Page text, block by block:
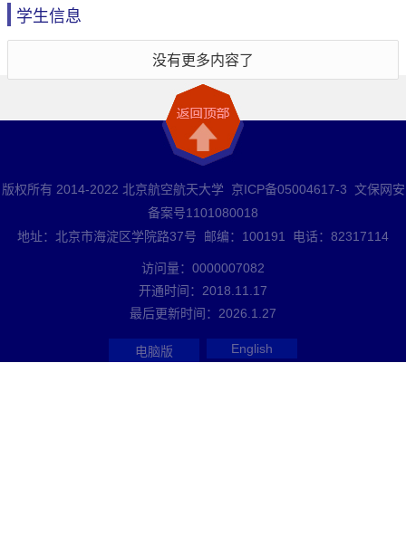
学生信息
没有更多内容了
版权所有 2014-2022 北京航空航天大学 京ICP备05004617-3 文保网安
备案号1101080018
地址：北京市海淀区学院路37号 邮编：100191 电话：82317114
访问量： 0000007082
开通时间： 2018 11 17
最后更新时间： 2026 1 27
电脑版 English